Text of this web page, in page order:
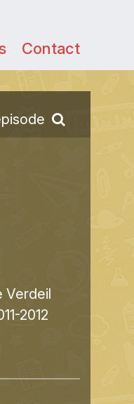
Contact
Verdeil
2012